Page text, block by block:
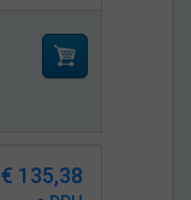
€ 135,38